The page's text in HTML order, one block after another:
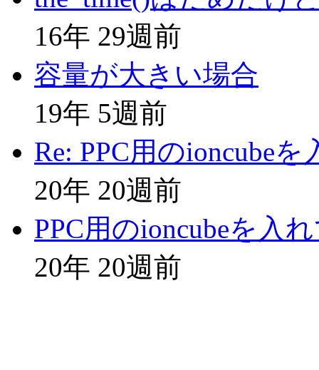
16年 29週前
容量が大きい場合
19年 5週前
Re: PPC用のioncube
20年 20週前
PPC用のioncubeを入
20年 20週前